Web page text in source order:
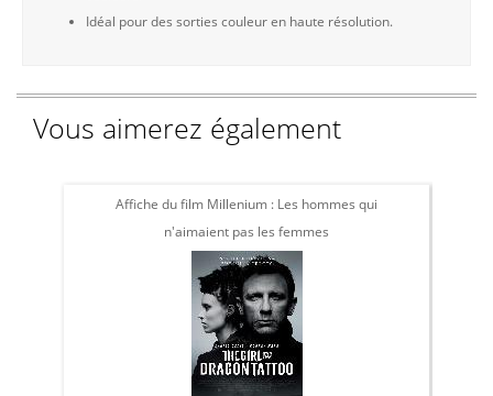
Idéal pour des sorties couleur en haute résolution.
Vous aimerez également
Affiche du film Millenium : Les hommes qui
n'aimaient pas les femmes